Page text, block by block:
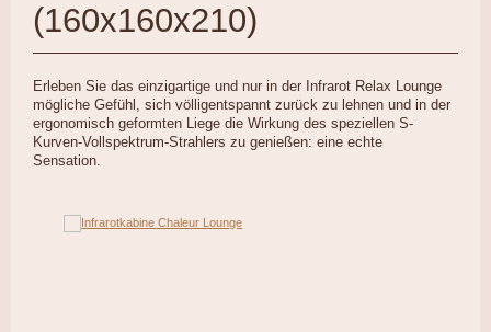
(160x160x210)
Erleben Sie das einzigartige und nur in der Infrarot Relax Lounge
mögliche Gefühl, sich völligentspannt zurück zu lehnen und in der
ergonomisch geformten Liege die Wirkung des speziellen S-
Kurven-Vollspektrum-Strahlers zu genießen: eine echte
Sensation.